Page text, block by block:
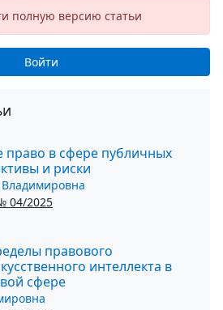
полную версию статьи
Войти
в сфере публичных
и риски
04/2025
правового
интеллекта в
сфере